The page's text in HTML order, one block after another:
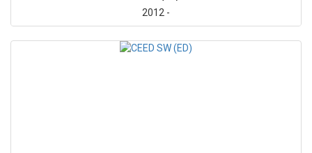
2012 -